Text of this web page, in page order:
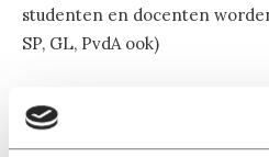
studenten en docenten
SP, GL, PvdA ook)
OBP